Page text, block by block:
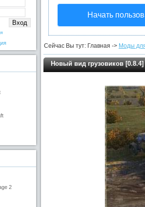
2
Начать
Сейчас Вы тут: Главная -> Моды
Новый вид грузовиков [0.8.4]